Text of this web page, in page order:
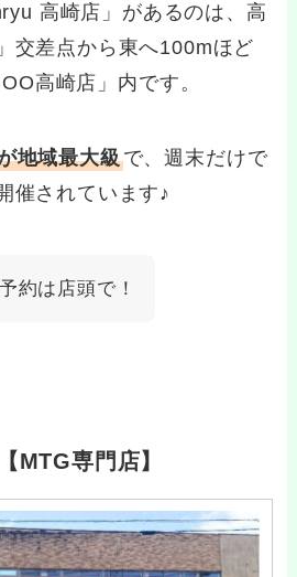
高崎店」があるのは、高
交差点から東へ100mほど
高崎店」内です。
地域最大級で、週末だけで
催されています♪
約は店頭で！
【MTG専門店】